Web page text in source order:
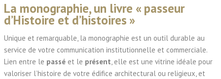
La monographie, un livre « passeur
d’Histoire et d’histoires »
Unique et remarquable, la monographie est un outil durable au
service de votre communication institutionnelle et commerciale.
Lien entre le passé et le présent , elle est une vitrine idéale pour
valoriser l’histoire de votre édifice architectural ou religieux, et